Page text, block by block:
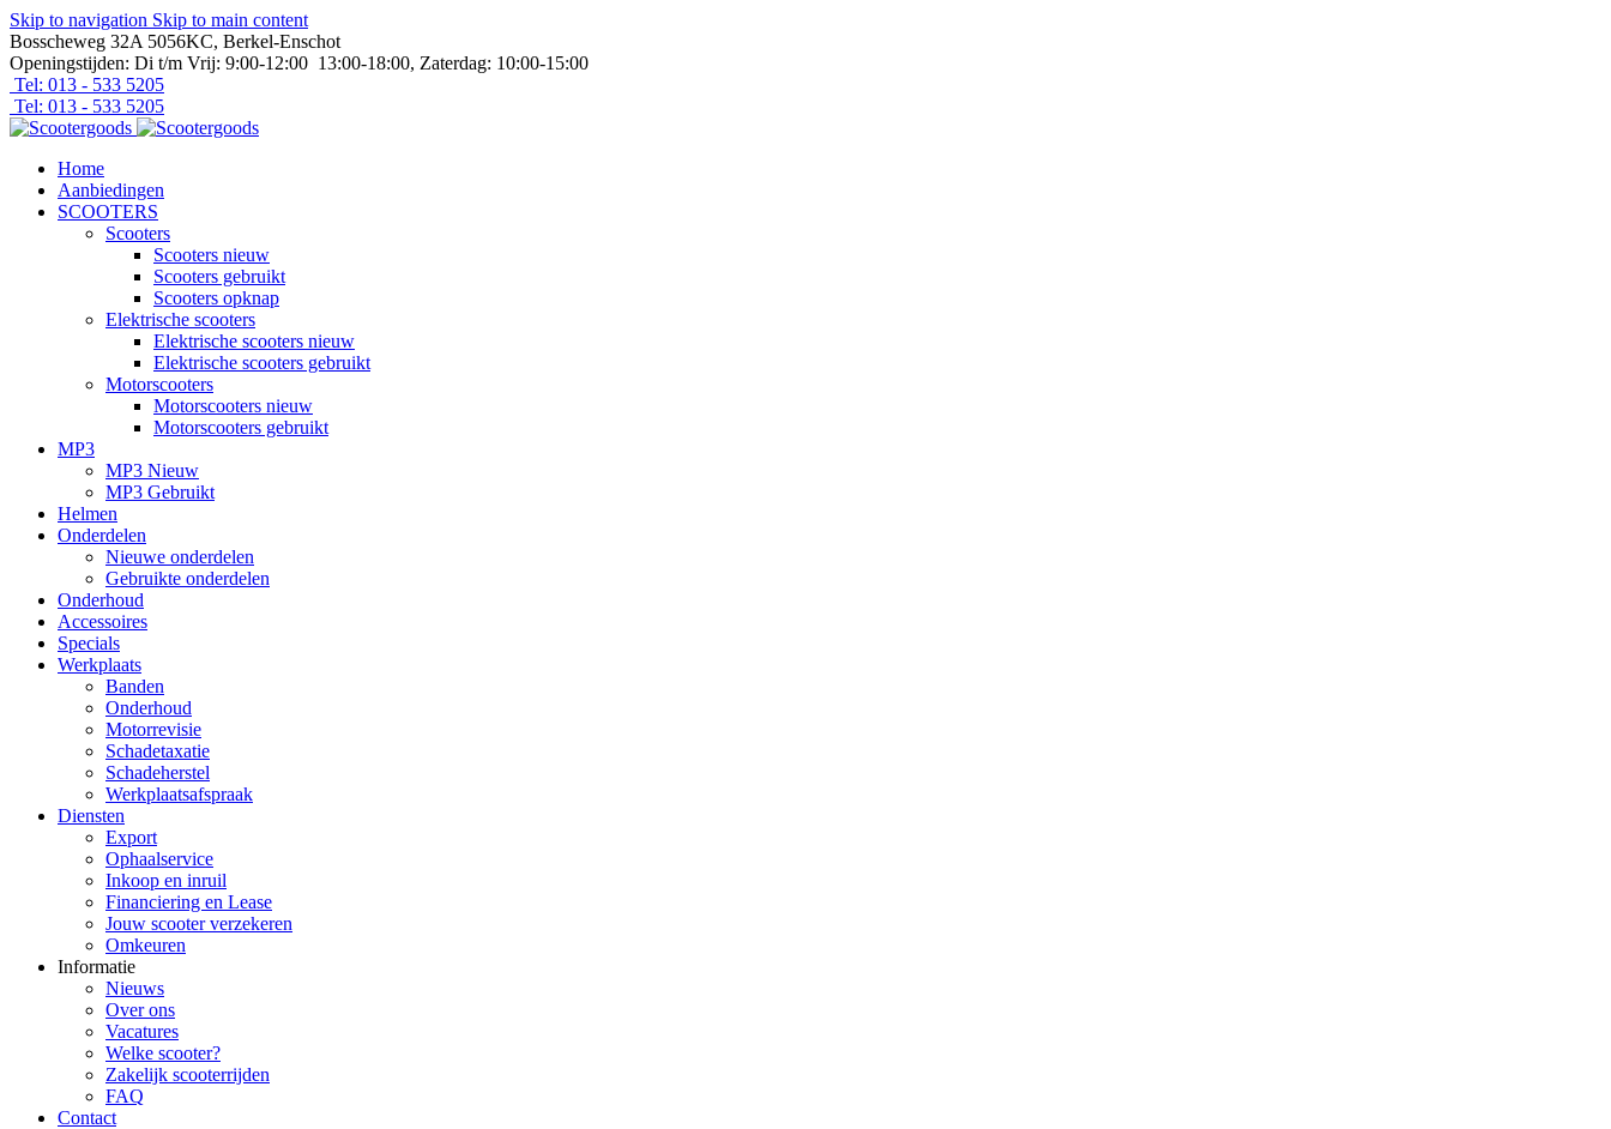
Skip to navigation Skip to main content
Bosscheweg 32A 5056KC, Berkel-Enschot
Openingstijden: Di t/m Vrij: 9:00-12:00 13:00-18:00, Zaterdag: 10:00-15:00
Tel: 013 - 533 5205
Tel: 013 - 533 5205
Home
Aanbiedingen
SCOOTERS
Scooters
Scooters nieuw
Scooters gebruikt
Scooters opknap
Elektrische scooters
Elektrische scooters nieuw
Elektrische scooters gebruikt
Motorscooters
Motorscooters nieuw
Motorscooters gebruikt
MP3
MP3 Nieuw
MP3 Gebruikt
Helmen
Onderdelen
Nieuwe onderdelen
Gebruikte onderdelen
Onderhoud
Accessoires
Specials
Werkplaats
Banden
Onderhoud
Motorrevisie
Schadetaxatie
Schadeherstel
Werkplaatsafspraak
Diensten
Export
Ophaalservice
Inkoop en inruil
Financiering en Lease
Jouw scooter verzekeren
Omkeuren
Informatie
Nieuws
Over ons
Vacatures
Welke scooter?
Zakelijk scooterrijden
FAQ
Contact